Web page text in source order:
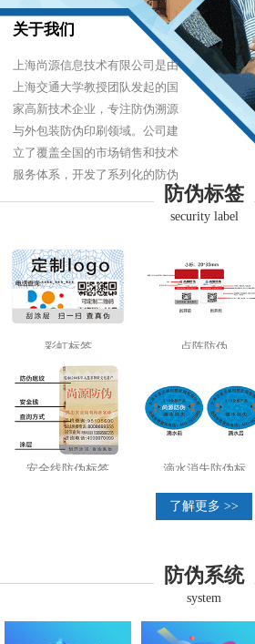
关于我们
上海尚源信息技术有限公司是由
上海交通大学教授团队发起的国
家高新技术企业，专注防伪溯源
与外包装防伪印刷领域。公司建
立了覆盖全国的市场销售和技术
服务体系，开发了系列化的防伪
产品，以难仿制、易识别、优成
本的技术，经受住了市场的严酷
防伪标签
security label
彩虹标签 点阵防伪
安全线防伪标签 滴水消失防伪标
了解更多 >>
防伪系统
system